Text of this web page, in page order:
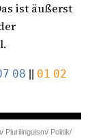
ist äußerst
08 || 01 02
Plurilinguism/ Politik/